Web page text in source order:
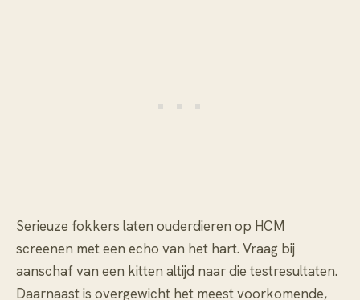
Serieuze fokkers laten ouderdieren op HCM
screenen met een echo van het hart. Vraag bij
aanschaf van een kitten altijd naar die testresultaten.
Daarnaast is overgewicht het meest voorkomende,